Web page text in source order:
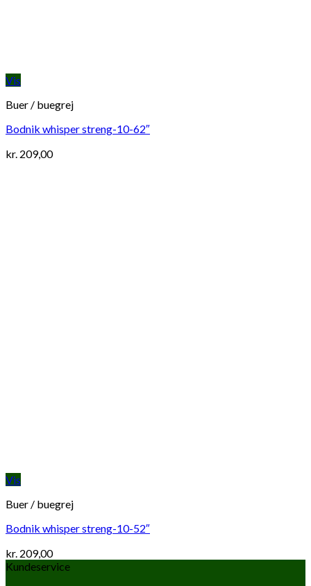
Vis
Buer / buegrej
Bodnik whisper streng-10-62″
kr. 209,00
Vis
Buer / buegrej
Bodnik whisper streng-10-52″
kr. 209,00
Kundeservice